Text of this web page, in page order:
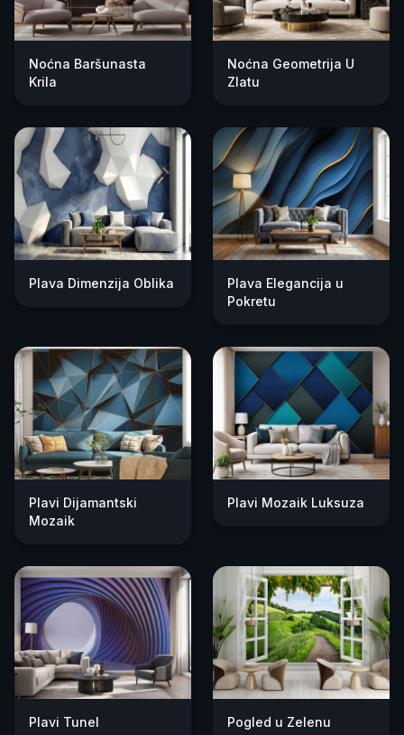
Noćna Baršunasta
Krila
Noćna Geometrija U
Zlatu
Plava Dimenzija Oblika
Plava Elegancija u
Pokretu
Plavi Dijamantski
Mozaik
Plavi Mozaik Luksuza
Plavi Tunel
Pogled u Zelenu